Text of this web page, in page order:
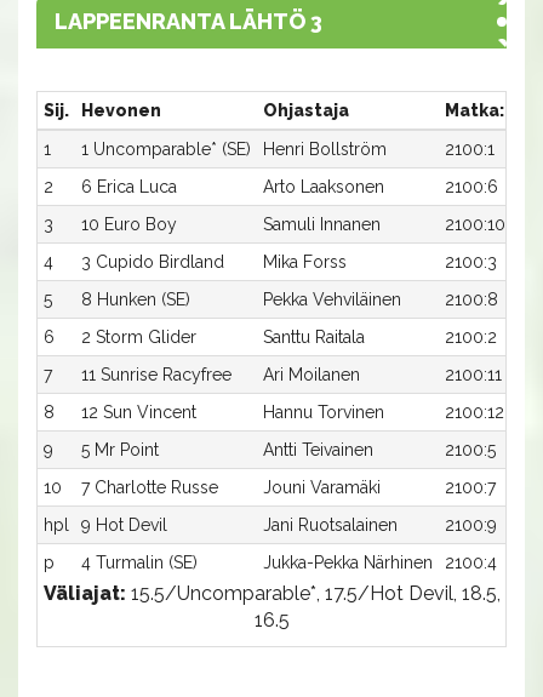
LAPPEENRANTA LÄHTÖ 3
Sij. Hevonen Ohjastaja
1
1 Uncomparable* (SE) Henri Bollström
2100:1
2
6 Erica Luca Arto Laaksonen
2100:6
3
10 Euro Boy Samuli Innanen
2100:10
4
3 Cupido Birdland Mika Forss
2100:3
5
8 Hunken (SE) Pekka Vehviläinen
2100:8
6
2 Storm Glider Santtu Raitala
2100:2
7
11 Sunrise Racyfree Ari Moilanen
2100:11
8
12 Sun Vincent Hannu Torvinen
2100:12
9
5 Mr Point Antti Teivainen
2100:5
10
7 Charlotte Russe Jouni Varamäki
2100:7
hpl
9 Hot Devil Jani Ruotsalainen
2100:9
p
4 Turmalin (SE) Jukka-Pekka Närhinen 2100:4
Väliajat: 15.5/Uncomparable*, 17.5/Hot Devil, 18.5,
16.5